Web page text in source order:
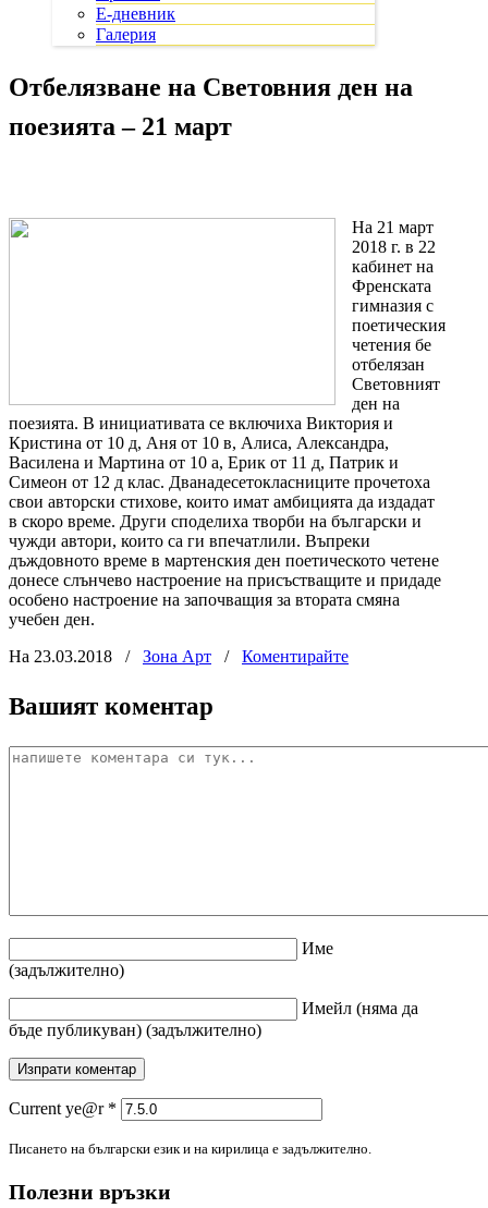
Е-дневник
Галерия
Отбелязване на Световния ден на
поезията – 21 март
На 21 март
2018 г. в 22
кабинет на
Френската
гимназия с
поетическия
четения бе
отбелязан
Световният
ден на
поезията. В инициативата се включиха Виктория и
Кристина от 10 д, Аня от 10 в, Алиса, Александра,
Василена и Мартина от 10 а, Ерик от 11 д, Патрик и
Симеон от 12 д клас. Дванадесетокласниците прочетоха
свои авторски стихове, които имат амбицията да издадат
в скоро време. Други споделиха творби на български и
чужди автори, които са ги впечатлили. Въпреки
дъждовното време в мартенския ден поетическото четене
донесе слънчево настроение на присъстващите и придаде
особено настроение на започващия за втората смяна
учебен ден.
На 23.03.2018
/ Зона Арт / Коментирайте
Вашият коментар
Име
(задължително)
Имейл (няма да
бъде публикуван) (задължително)
Current ye@r *
Писането на български език и на кирилица е задължително.
Полезни връзки